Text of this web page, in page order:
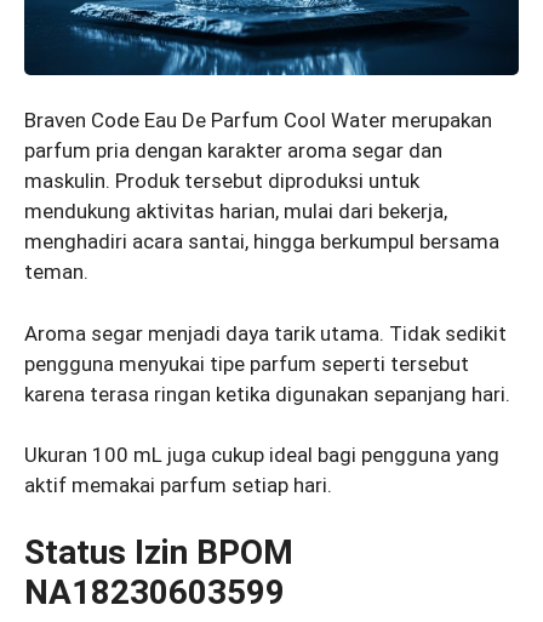
Braven Code Eau De Parfum Cool Water merupakan
parfum pria dengan karakter aroma segar dan
maskulin. Produk tersebut diproduksi untuk
mendukung aktivitas harian, mulai dari bekerja,
menghadiri acara santai, hingga berkumpul bersama
teman.
Aroma segar menjadi daya tarik utama. Tidak sedikit
pengguna menyukai tipe parfum seperti tersebut
karena terasa ringan ketika digunakan sepanjang hari.
Ukuran 100 mL juga cukup ideal bagi pengguna yang
aktif memakai parfum setiap hari.
Status Izin BPOM
NA18230603599